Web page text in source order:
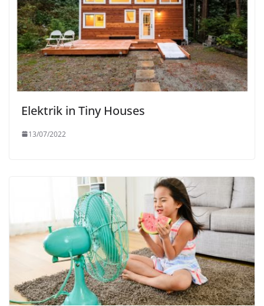
Elektrik in Tiny Houses
13/07/2022